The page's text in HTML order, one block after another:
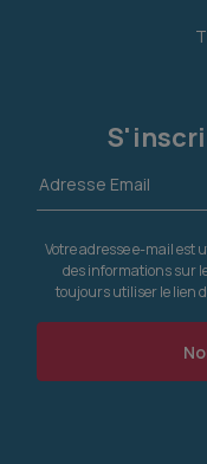
Votre adresse e-mail est
des informations sur
toujours utiliser le lien